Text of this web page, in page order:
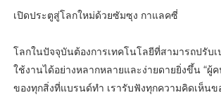
เปิดประตูสู่โลกใหม่ด้วยซัมซุง กาแลคซี่
โลกในปัจจุบันต้องการเทคโนโลยีที่สามารถปรับ
ใช้งานได้อย่างหลากหลายและง่ายดายยิ่งขึ้น “ผู้
ของทุกสิ่งที่แบรนด์ทำ เรารับฟังทุกความคิดเห็นข